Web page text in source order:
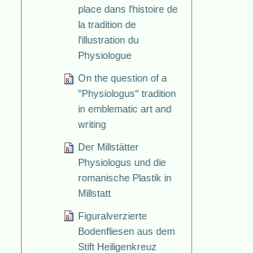
place dans l'histoire de
la tradition de
l'illustration du
Physiologue
On the question of a
"Physiologus" tradition
in emblematic art and
writing
Der Millstätter
Physiologus und die
romanische Plastik in
Millstatt
Figuralverzierte
Bodenfliesen aus dem
Stift Heiligenkreuz